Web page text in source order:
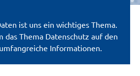
ist uns ein wichtiges Thema.
das Thema Datenschutz auf den
Informationen.